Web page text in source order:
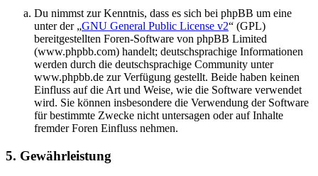
Du nimmst zur Kenntnis, dass es sich bei phpBB um eine
unter der „GNU General Public License v2“ (GPL)
bereitgestellten Foren-Software von phpBB Limited
(www.phpbb.com) handelt; deutschsprachige Informationen
werden durch die deutschsprachige Community unter
www.phpbb.de zur Verfügung gestellt. Beide haben keinen
Einfluss auf die Art und Weise, wie die Software verwendet
wird. Sie können insbesondere die Verwendung der Software
für bestimmte Zwecke nicht untersagen oder auf Inhalte
fremder Foren Einfluss nehmen.
5. Gewährleistung